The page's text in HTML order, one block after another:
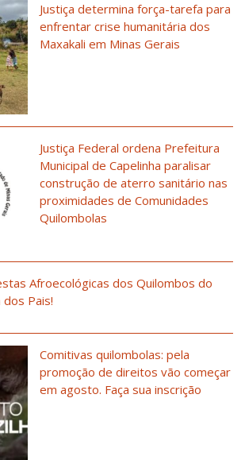
Justiça determina força-tarefa para
enfrentar crise humanitária dos
Maxakali em Minas Gerais
Justiça Federal ordena Prefeitura
Municipal de Capelinha paralisar
construção de aterro sanitário nas
proximidades de Comunidades
Quilombolas
Afroecológicas dos Quilombos do
dos Pais!
Comitivas quilombolas: pela
promoção de direitos vão começar
em agosto. Faça sua inscrição